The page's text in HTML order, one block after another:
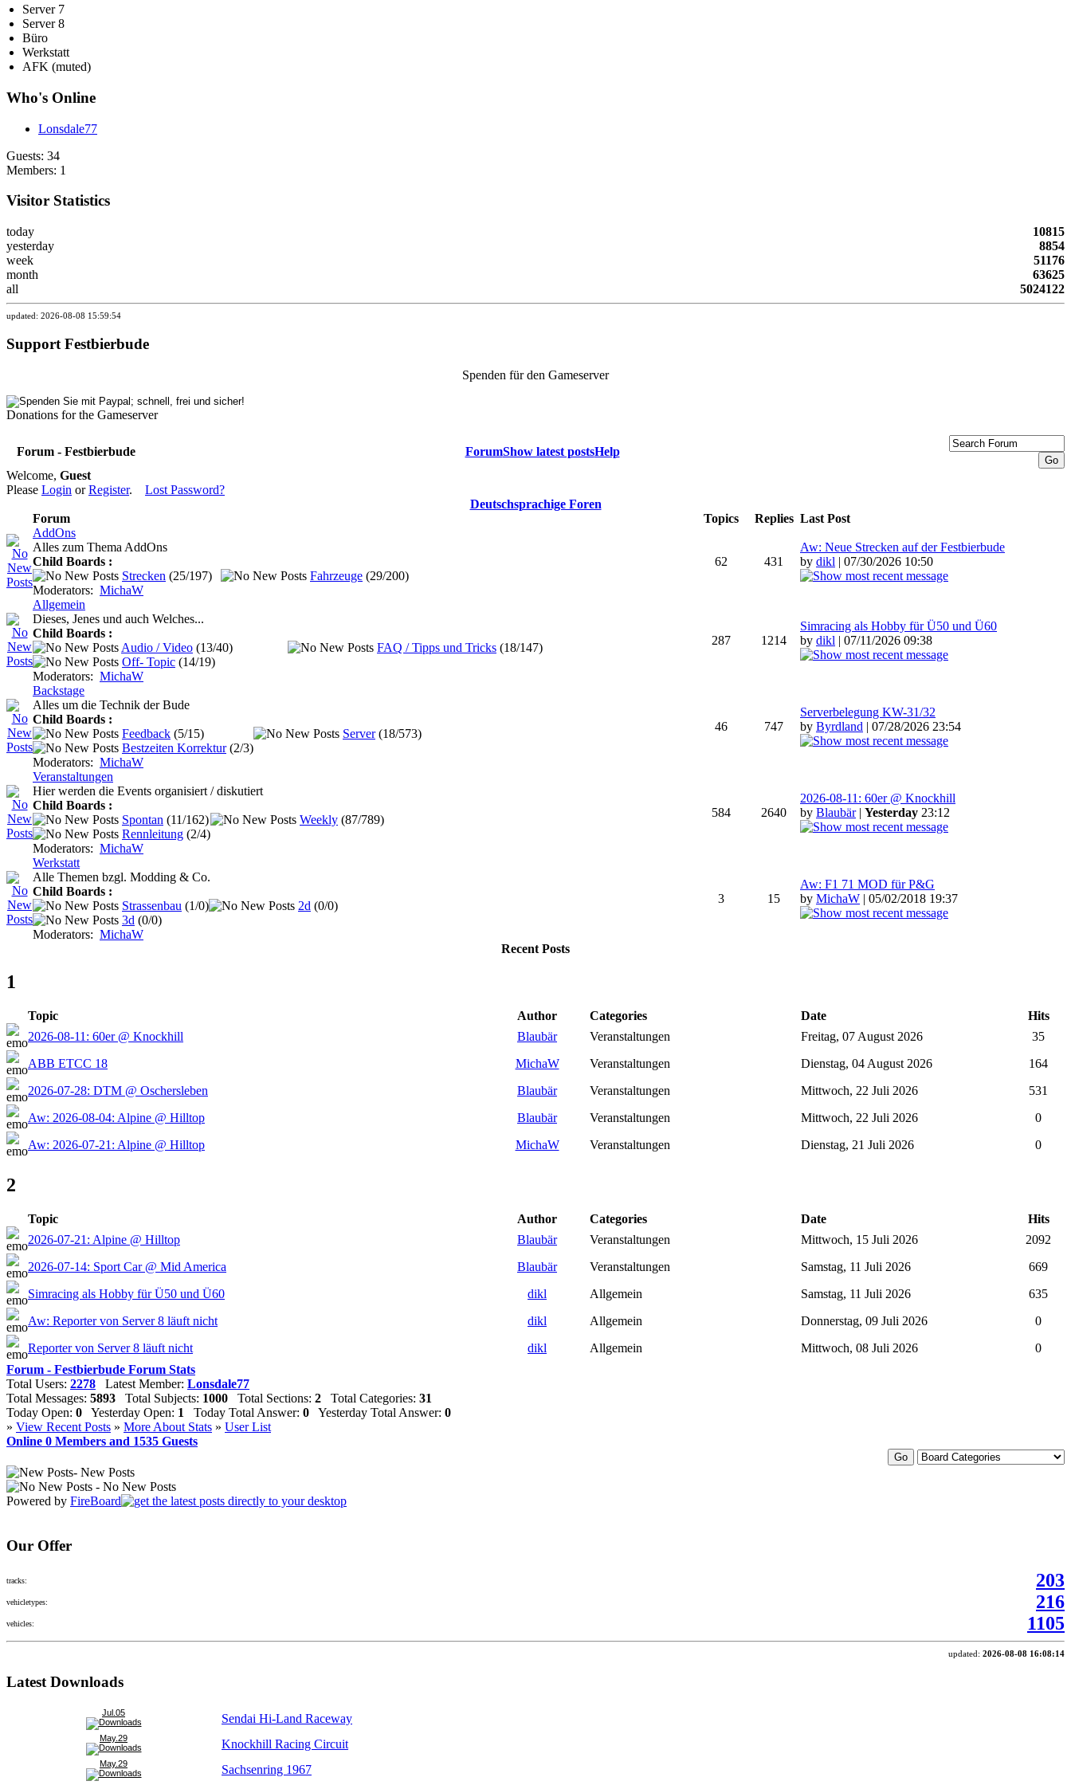
Server 7
Server 8
Büro
Werkstatt
AFK (muted)
Who's Online
Lonsdale77
Guests: 34
Members: 1
Visitor Statistics
today
10815
yesterday
8854
week
51176
month
63625
all
5024122
updated: 2026-08-08 15:59:54
Support Festbierbude
Spenden für den Gameserver
Donations for the Gameserver
Forum - Festbierbude ForumShow latest postsHelp
Welcome, Guest
Please Login orRegister. Lost Password?
Deutschsprachige Foren
Forum
Topics Replies Last Post
AddOns
Alles zum Thema AddOns
Child Boards :
Strecken (25/197) Fahrzeuge (29/200)
Moderators: MichaW
62 431
Aw: Neue Strecken auf der Festbierbude
by dikl | 07/30/2026 10:50
Allgemein
Dieses, Jenes und auch Welches...
Child Boards :
Audio / Video (13/40) FAQ / Tipps und Tricks (18/147)
Off- Topic (14/19)
Moderators: MichaW
287 1214
Simracing als Hobby für Ü50 und Ü60
by dikl | 07/11/2026 09:38
Backstage
Alles um die Technik der Bude
Child Boards :
Feedback (5/15) Server (18/573)
Bestzeiten Korrektur (2/3)
Moderators: MichaW
46 747
Serverbelegung KW-31/32
by Byrdland | 07/28/2026 23:54
Veranstaltungen
Hier werden die Events organisiert / diskutiert
Child Boards :
Spontan (11/162) Weekly (87/789)
Rennleitung (2/4)
Moderators: MichaW
584 2640
2026-08-11: 60er @ Knockhill
by Blaubär| Yesterday 23:12
Werkstatt
Alle Themen bzgl. Modding & Co.
Child Boards :
Strassenbau (1/0) 2d (0/0)
3d (0/0)
Moderators: MichaW
3 15
Aw: F1 71 MOD für P&G
by MichaW | 05/02/2018 19:37
Recent Posts
1
Topic Author Categories Date
Hits
2026-08-11: 60er @ Knockhill
Blaubär Veranstaltungen Freitag, 07 August 2026
35
ABB ETCC 18
MichaW Veranstaltungen Dienstag, 04 August 2026
164
2026-07-28: DTM @ Oschersleben
Blaubär Veranstaltungen Mittwoch, 22 Juli 2026
531
Aw: 2026-08-04: Alpine @ Hilltop
Blaubär Veranstaltungen Mittwoch, 22 Juli 2026
0
Aw: 2026-07-21: Alpine @ Hilltop
MichaW Veranstaltungen Dienstag, 21 Juli 2026 0
2
Topic Author Categories Date
Hits
2026-07-21: Alpine @ Hilltop
Blaubär Veranstaltungen Mittwoch, 15 Juli 2026
2092
2026-07-14: Sport Car @ Mid America
Blaubär Veranstaltungen Samstag, 11 Juli 2026
669
Simracing als Hobby für Ü50 und Ü60
dikl Allgemein Samstag, 11 Juli 2026
635
Aw: Reporter von Server 8 läuft nicht
dikl Allgemein Donnerstag, 09 Juli 2026
0
Reporter von Server 8 läuft nicht
dikl Allgemein Mittwoch, 08 Juli 2026
0
Forum - Festbierbude Forum Stats
Total Users: 2278 Latest Member: Lonsdale77
Total Messages: 5893 Total Subjects: 1000 Total Sections: 2 Total Categories: 31
Today Open: 0 Yesterday Open: 1 Today Total Answer: 0 Yesterday Total Answer: 0
» View Recent Posts » More About Stats » User List
Online 0 Members and 1535 Guests
- New Posts
- No New Posts
Powered by FireBoard
Our Offer
tracks: 203
vehicletypes: 216
vehicles: 1105
updated: 2026-08-08 16:08:14
Latest Downloads
Jul.05 Sendai Hi-Land Raceway
May.29 Knockhill Racing Circuit
May.29 Sachsenring 1967